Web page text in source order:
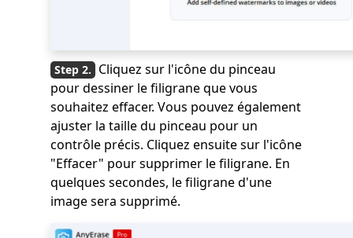
Cliquez sur l'icône du pinceau
pour dessiner le filigrane que vous
souhaitez effacer. Vous pouvez également
ajuster la taille du pinceau pour un
contrôle précis. Cliquez ensuite sur l'icône
"Effacer" pour supprimer le filigrane. En
quelques secondes, le filigrane d'une
image sera supprimé.